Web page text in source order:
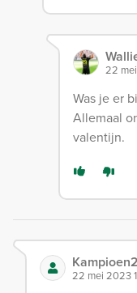
22
Was je er
Allemaal
valentijn.
22 mei 2023